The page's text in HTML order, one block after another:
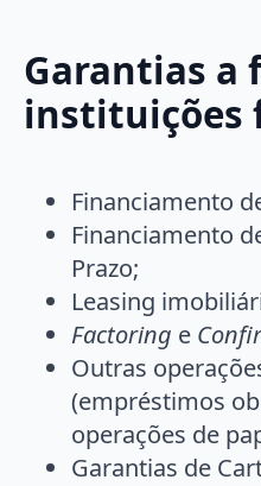
Garantias a
instituições
Financiamento
Financiamento
Prazo;
Leasing
Factoring e
Outras
(empréstimos
operações de
Garantias de